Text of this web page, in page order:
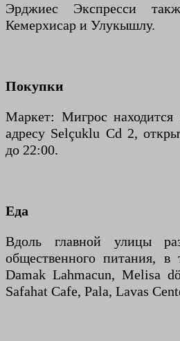
Эрджиес Экспресси
Кемерхисар и Улукышлу.
Покупки
Маркет: Мигрос
адресу Selçuklu Cd 2,
до 22:00.
Еда
Вдоль главной улицы
общественного питания, в
Damak Lahmacun, Melisa
Safahat Cafe, Pala, Lavas